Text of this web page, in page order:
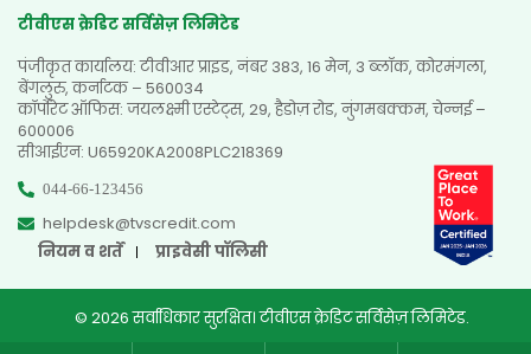
टेस्टिमोनियल्स
फोटो गैलरी
वीडियो गैलरी
डीलर खोजें
साइटमैप
टीवीएस क्रेडिट सर्विसेज़ लिमिटेड
पंजीकृत कार्यालय: टीवीआर प्राइड, नंबर 383, 16 मेन, 3 ब्लॉक, कोरमंगला,
बेंगलुरु, कर्नाटक – 560034
कॉर्पोरेट ऑफिस: जयलक्ष्मी एस्टेट्स, 29, हैडोज़ रोड, नुंगमबक्कम, चेन्नई –
600006
सीआईएन: U65920KA2008PLC218369
044-66-123456
helpdesk@tvscredit.com
नियम व शर्तें
प्राइवेसी पॉलिसी
© 2026 सर्वाधिकार सुरक्षित। टीवीएस क्रेडिट सर्विसेज़ लिमिटेड.